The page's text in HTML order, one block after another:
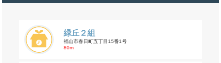
緑丘２組
福山市春日町五丁目15番1号
80m